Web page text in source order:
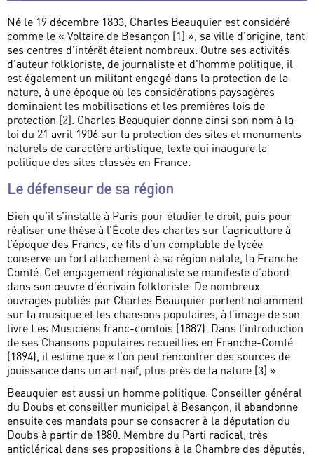
Né le 19 décembre 1833, Charles Beauquier est considéré
comme le « Voltaire de Besançon [1] », sa ville d’origine, tant
ses centres d’intérêt étaient nombreux. Outre ses activités
d’auteur folkloriste, de journaliste et d’homme politique, il
est également un militant engagé dans la protection de la
nature, à une époque où les considérations paysagères
dominaient les mobilisations et les premières lois de
protection [2]. Charles Beauquier donne ainsi son nom à la
loi du 21 avril 1906 sur la protection des sites et monuments
naturels de caractère artistique, texte qui inaugure la
politique des sites classés en France.
Le défenseur de sa région
Bien qu’il s’installe à Paris pour étudier le droit, puis pour
réaliser une thèse à l’École des chartes sur l’agriculture à
l’époque des Francs, ce fils d’un comptable de lycée
conserve un fort attachement à sa région natale, la Franche-
Comté. Cet engagement régionaliste se manifeste d’abord
dans son œuvre d’écrivain folkloriste. De nombreux
ouvrages publiés par Charles Beauquier portent notamment
sur la musique et les chansons populaires, à l’image de son
livre Les Musiciens franc-comtois (1887). Dans l’introduction
de ses Chansons populaires recueillies en Franche-Comté
(1894), il estime que « l’on peut rencontrer des sources de
jouissance dans un art naïf, plus près de la nature [3] ».
Beauquier est aussi un homme politique. Conseiller général
du Doubs et conseiller municipal à Besançon, il abandonne
ensuite ces mandats pour se consacrer à la députation du
Doubs à partir de 1880. Membre du Parti radical, très
anticlérical dans ses propositions à la Chambre des députés,